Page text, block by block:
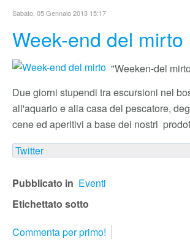
Sabato, 05 Gennaio 2013 15:17
Week-end del mirto
"Weeken-del
Due giorni stupendi tra escursioni nel
all'aquario e alla casa del pescatore,
cene ed aperitivi a base dei nostri
Twitter
Pubblicato in Eventi
Etichettato sotto
Commenta per primo!